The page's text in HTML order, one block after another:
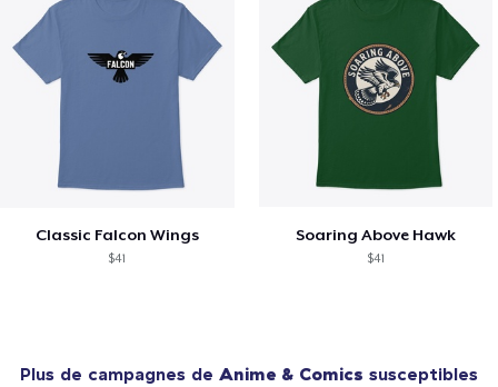
Classic Falcon Wings
$41
Soaring Above Hawk
$41
Plus de campagnes de Anime & Comics susceptibles